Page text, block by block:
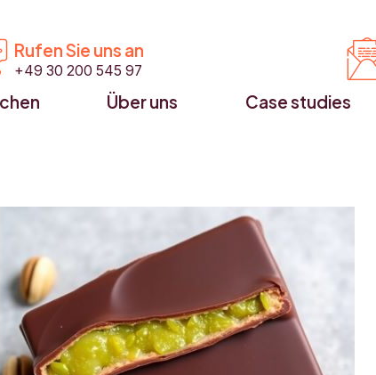
Rufen Sie uns an
+49 30 200 545 97
Über uns
Case studies